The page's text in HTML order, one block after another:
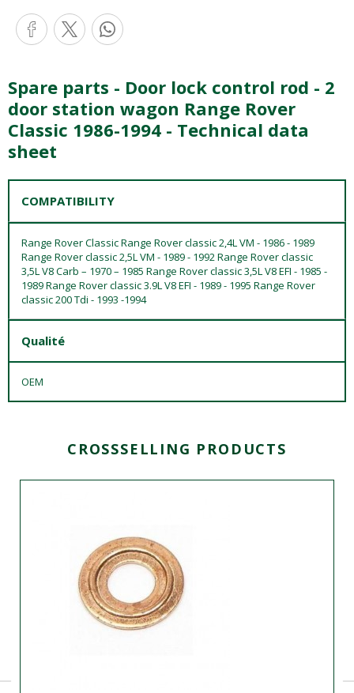
Spare parts - Door lock control rod - 2
door station wagon Range Rover
Classic 1986-1994 - Technical data
sheet
COMPATIBILITY
Range Rover Classic Range Rover classic 2,4L VM - 1986 - 1989
Range Rover classic 2,5L VM - 1989 - 1992 Range Rover classic
3,5L V8 Carb – 1970 – 1985 Range Rover classic 3,5L V8 EFI - 1985 -
1989 Range Rover classic 3.9L V8 EFI - 1989 - 1995 Range Rover
classic 200 Tdi - 1993 -1994
Qualité
OEM
CROSSSELLING PRODUCTS